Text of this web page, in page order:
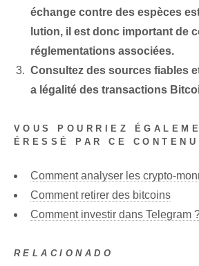
échange contre des espèces
lution, il est donc important de
réglementations associées.
Consultez des sources fiables
a légalité des transactions
VOUS POURRIEZ
ÉRESSÉ PAR CE
Comment analyser les crypto-
Comment retirer des bitcoins
Comment investir dans Telegram
RELACIONADO